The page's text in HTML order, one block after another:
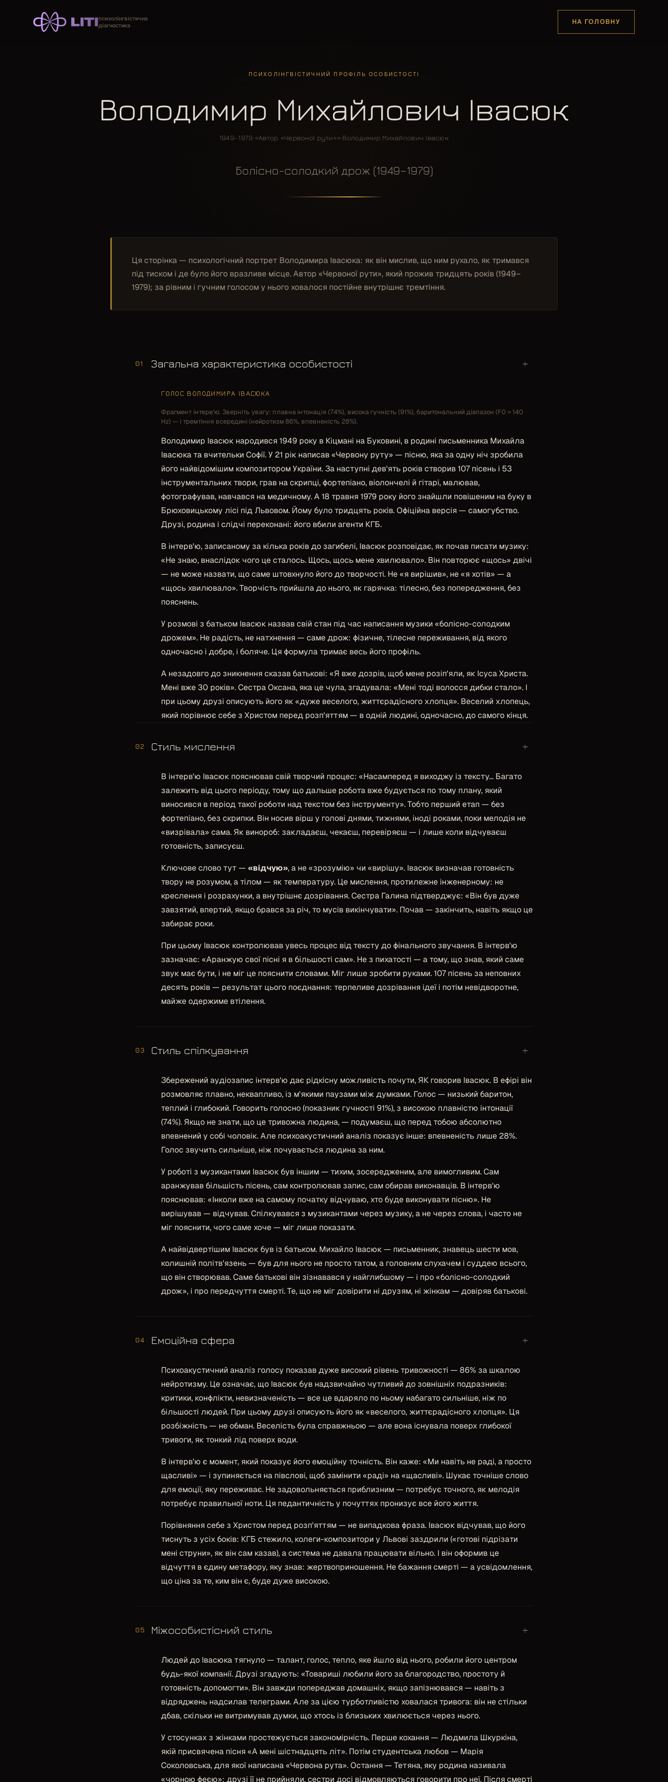
психолінгвістична
діагностика
НА ГОЛОВНУ
ПСИХОЛІНГВІСТИЧНИЙ ПРОФІЛЬ ОСОБИСТОСТІ
Володимир Михайлович Івасюк
1949–1979·«Автор «Червоної рути»»·Володимир Михайлович Івасюк
Болісно-солодкий дрож (1949–1979)
Ця сторінка — психологічний портрет Володимира Івасюка: як він мислив, що ним рухало, як тримався
під тиском і де було його вразливе місце. Автор «Червоної рути», який прожив тридцять років (1949–
1979); за рівним і гучним голосом у нього ховалося постійне внутрішнє тремтіння.
01 Загальна характеристика особистості +
ГОЛОС ВОЛОДИМИРА ІВАСЮКА
Фрагмент інтерв'ю. Зверніть увагу: плавна інтонація (74%), висока гучність (91%), баритональний діапазон (F0 = 140
Hz) — і тремтіння всередині (нейротизм 86%, впевненість 28%).
Володимир Івасюк народився 1949 року в Кіцмані на Буковині, в родині письменника Михайла
Івасюка та вчительки Софії. У 21 рік написав «Червону руту» — пісню, яка за одну ніч зробила
його найвідомішим композитором України. За наступні дев'ять років створив 107 пісень і 53
інструментальних твори, грав на скрипці, фортепіано, віолончелі й гітарі, малював,
фотографував, навчався на медичному. А 18 травня 1979 року його знайшли повішеним на буку в
Брюховицькому лісі під Львовом. Йому було тридцять років. Офіційна версія — самогубство.
Друзі, родина і слідчі переконані: його вбили агенти КГБ.
В інтерв'ю, записаному за кілька років до загибелі, Івасюк розповідає, як почав писати музику:
«Не знаю, внаслідок чого це сталось. Щось, щось мене хвилювало». Він повторює «щось» двічі
— не може назвати, що саме штовхнуло його до творчості. Не «я вирішив», не «я хотів» — а
«щось хвилювало». Творчість прийшла до нього, як гарячка: тілесно, без попередження, без
пояснень.
У розмові з батьком Івасюк назвав свій стан під час написання музики «болісно-солодким
дрожем». Не радість, не натхнення — саме дрож: фізичне, тілесне переживання, від якого
одночасно і добре, і боляче. Ця формула тримає весь його профіль.
А незадовго до зникнення сказав батькові: «Я вже дозрів, щоб мене розіп'яли, як Ісуса Христа.
Мені вже 30 років». Сестра Оксана, яка це чула, згадувала: «Мені тоді волосся дибки стало». І
при цьому друзі описують його як «дуже веселого, життєрадісного хлопця». Веселий хлопець,
який порівнює себе з Христом перед розп'яттям — в одній людині, одночасно, до самого кінця.
02 Стиль мислення +
В інтерв'ю Івасюк пояснював свій творчий процес: «Насамперед я виходжу із тексту... Багато
залежить від цього періоду, тому що дальше робота вже будується по тому плану, який
виносився в період такої роботи над текстом без інструменту». Тобто перший етап — без
фортепіано, без скрипки. Він носив вірш у голові днями, тижнями, іноді роками, поки мелодія не
«визрівала» сама. Як винороб: закладаєш, чекаєш, перевіряєш — і лише коли відчуваєш
готовність, записуєш.
Ключове слово тут — «відчую», а не «зрозумію» чи «вирішу». Івасюк визначав готовність
твору не розумом, а тілом — як температуру. Це мислення, протилежне інженерному: не
креслення і розрахунки, а внутрішнє дозрівання. Сестра Галина підтверджує: «Він був дуже
завзятий, впертий, якщо брався за річ, то мусів викінчувати». Почав — закінчить, навіть якщо це
забирає роки.
При цьому Івасюк контролював увесь процес від тексту до фінального звучання. В інтерв'ю
зазначає: «Аранжую свої пісні я в більшості сам». Не з пихатості — а тому, що знав, який саме
звук має бути, і не міг це пояснити словами. Міг лише зробити руками. 107 пісень за неповних
десять років — результат цього поєднання: терпеливе дозрівання ідеї і потім невідворотне,
майже одержиме втілення.
03 Стиль спілкування +
Збережений аудіозапис інтерв'ю дає рідкісну можливість почути, ЯК говорив Івасюк. В ефірі він
розмовляє плавно, неквапливо, із м'якими паузами між думками. Голос — низький баритон,
теплий і глибокий. Говорить голосно (показник гучності 91%), з високою плавністю інтонації
(74%). Якщо не знати, що це тривожна людина, — подумаєш, що перед тобою абсолютно
впевнений у собі чоловік. Але психоакустичний аналіз показує інше: впевненість лише 28%.
Голос звучить сильніше, ніж почувається людина за ним.
У роботі з музикантами Івасюк був іншим — тихим, зосередженим, але вимогливим. Сам
аранжував більшість пісень, сам контролював запис, сам обирав виконавців. В інтерв'ю
пояснював: «Інколи вже на самому початку відчуваю, хто буде виконувати пісню». Не
вирішував — відчував. Спілкувався з музикантами через музику, а не через слова, і часто не
міг пояснити, чого саме хоче — міг лише показати.
А найвідвертішим Івасюк був із батьком. Михайло Івасюк — письменник, знавець шести мов,
колишній політв'язень — був для нього не просто татом, а головним слухачем і суддею всього,
що він створював. Саме батькові він зізнавався у найглибшому — і про «болісно-солодкий
дрож», і про передчуття смерті. Те, що не міг довірити ні друзям, ні жінкам — довіряв батькові.
04 Емоційна сфера +
Психоакустичний аналіз голосу показав дуже високий рівень тривожності — 86% за шкалою
нейротизму. Це означає, що Івасюк був надзвичайно чутливий до зовнішніх подразників:
критики, конфлікти, невизначеність — все це вдаряло по ньому набагато сильніше, ніж по
більшості людей. При цьому друзі описують його як «веселого, життєрадісного хлопця». Ця
розбіжність — не обман. Веселість була справжньою — але вона існувала поверх глибокої
тривоги, як тонкий лід поверх води.
В інтерв'ю є момент, який показує його емоційну точність. Він каже: «Ми навіть не раді, а просто
щасливі» — і зупиняється на півслові, щоб замінити «раді» на «щасливі». Шукає точніше слово
для емоції, яку переживає. Не задовольняється приблизним — потребує точного, як мелодія
потребує правильної ноти. Ця педантичність у почуттях пронизує все його життя.
Порівняння себе з Христом перед розп'яттям — не випадкова фраза. Івасюк відчував, що його
тиснуть з усіх боків: КГБ стежило, колеги-композитори у Львові заздрили («готові підрізати
мені струни», як він сам казав), а система не давала працювати вільно. І він оформив це
відчуття в єдину метафору, яку знав: жертвоприношення. Не бажання смерті — а усвідомлення,
що ціна за те, ким він є, буде дуже високою.
05 Міжособистісний стиль +
Людей до Івасюка тягнуло — талант, голос, тепло, яке йшло від нього, робили його центром
будь-якої компанії. Друзі згадують: «Товариші любили його за благородство, простоту й
готовність допомогти». Він завжди попереджав домашніх, якщо запізнювався — навіть з
відряджень надсилав телеграми. Але за цією турботливістю ховалася тривога: він не стільки
дбав, скільки не витримував думки, що хтось із близьких хвилюється через нього.
У стосунках з жінками простежується закономірність. Перше кохання — Людмила Шкуркіна,
якій присвячена пісня «А мені шістнадцять літ». Потім студентська любов — Марія
Соколовська, для якої написана «Червона рута». Остання — Тетяна, яку родина називала
«чорною феєю»: друзі її не прийняли, сестри досі відмовляються говорити про неї. Після смерті